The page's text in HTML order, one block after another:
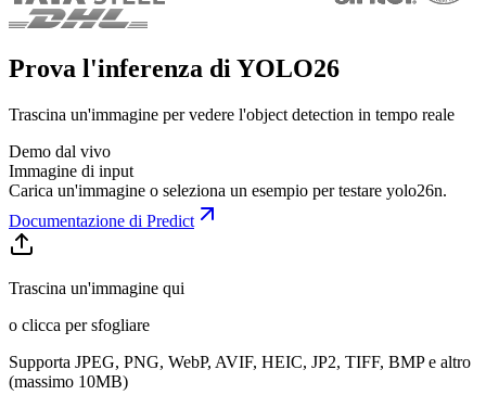
Prova l'inferenza di YOLO26
Trascina un'immagine per vedere l'object detection in tempo reale
Demo dal vivo
Immagine di input
Carica un'immagine o seleziona un esempio per testare yolo26n.
Documentazione di Predict
Trascina un'immagine qui
o clicca per sfogliare
Supporta JPEG, PNG, WebP, AVIF, HEIC, JP2, TIFF, BMP e altro
(massimo 10MB)